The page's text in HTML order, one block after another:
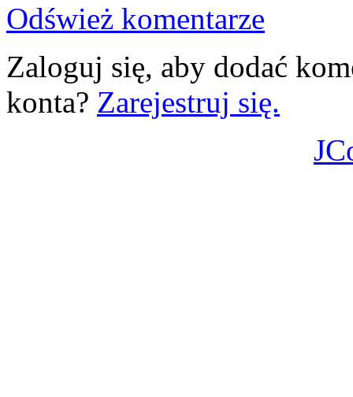
Odśwież komentarze
Zaloguj się, aby dodać
konta? Zarejestruj się.